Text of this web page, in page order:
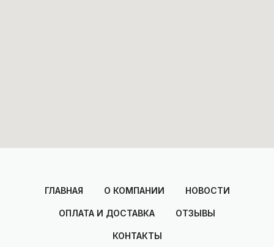
ГЛАВНАЯ О КОМПАНИИ НОВОСТИ
ОПЛАТА И ДОСТАВКА ОТЗЫВЫ
КОНТАКТЫ